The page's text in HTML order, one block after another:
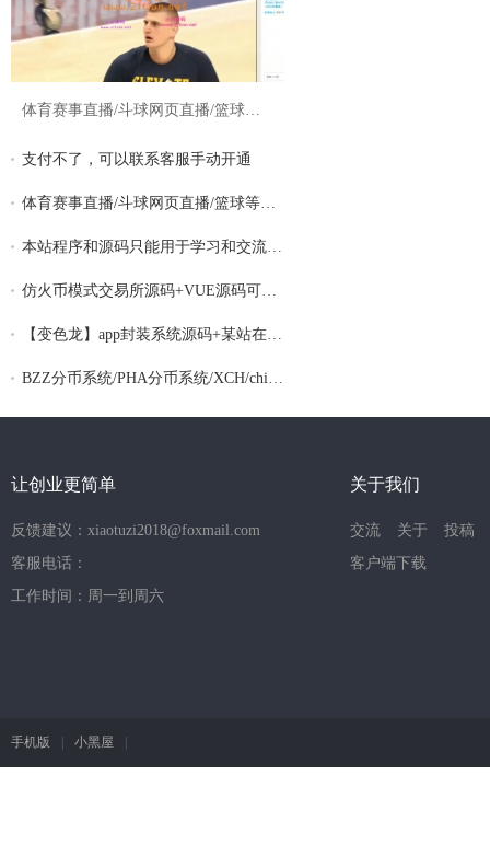
支付不了，可以联系客服手动开通
让创业更简单
反馈建议：xiaotuzi2018@foxmail.com
客服电话：
工作时间：周一到周六
关于我们
交流 关于
投稿
客户端下载
手机版 小黑屋